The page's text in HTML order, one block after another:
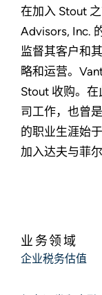
在加入 Stout
Advisors, Inc.
监督其客户和
略和运营。
Stout 收购。
司工作，也曾
的职业生涯始
加入达夫与菲
业务领域
企业税务估值